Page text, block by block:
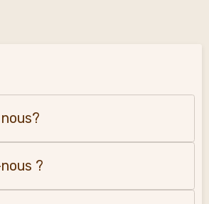
?